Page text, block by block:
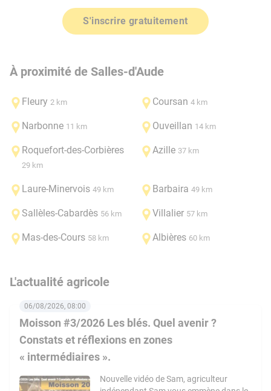
S'inscrire gratuitement
À proximité de Salles-d'Aude
Fleury 2 km Coursan 4 km
Narbonne 11 km Ouveillan 14 km
Roquefort-des-Corbières
29 km
Azille 37 km
Laure-Minervois 49 km Barbaira 49 km
Sallèles-Cabardès 56 km Villalier 57 km
Mas-des-Cours 58 km Albières 60 km
L'actualité agricole
Moisson #3/2026 Les blés. Quel avenir ?
Constats et réflexions en zones
« intermédiaires ».
06/08/2026, 08:00
Nouvelle vidéo de Sam, agriculteur